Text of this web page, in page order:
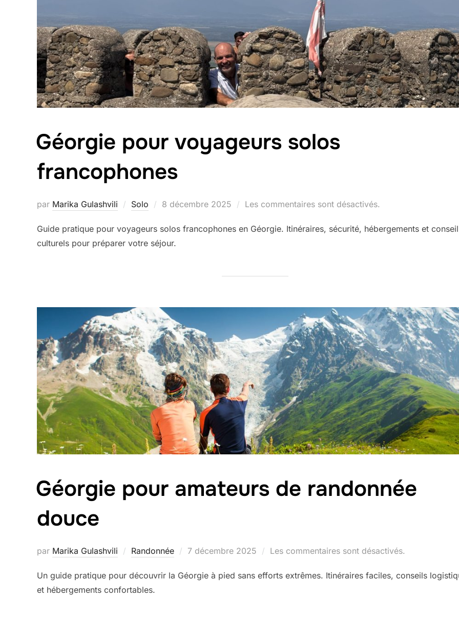
Géorgie pour voyageurs solos
francophones
par Marika Gulashvili Solo
Publié
8 décembre 2025 Les commentaires sont désactivés.
Guide pratique pour voyageurs solos francophones en Géorgie. Itinéraires, sécurité, hébergements et
culturels pour préparer votre séjour.
Géorgie pour amateurs de randonnée
douce
par Marika Gulashvili Randonnée
Publié
7 décembre 2025 Les commentaires sont désactivés.
Un guide pratique pour découvrir la Géorgie à pied sans efforts extrêmes. Itinéraires faciles, conseils
et hébergements confortables.